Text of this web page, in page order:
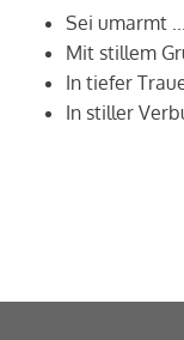
Sei umarmt ...
Mit stillem
In tiefer
In stiller